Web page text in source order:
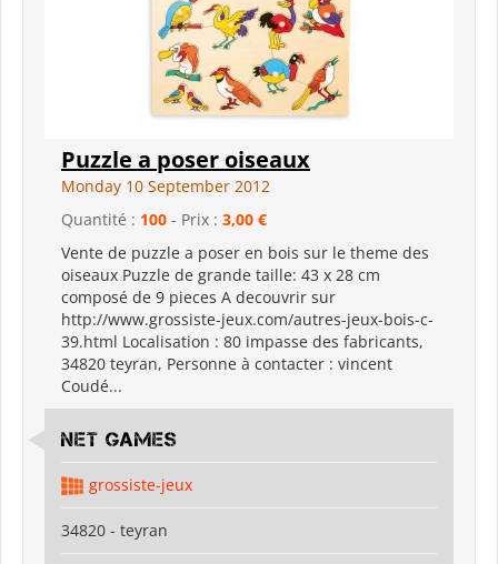
Puzzle a poser oiseaux
Monday 10 September 2012
Quantité : 100 - Prix : 3,00 €
Vente de puzzle a poser en bois sur le theme des
oiseaux Puzzle de grande taille: 43 x 28 cm
composé de 9 pieces A decouvrir sur
http://www.grossiste-jeux.com/autres-jeux-bois-c-
39.html Localisation : 80 impasse des fabricants,
34820 teyran, Personne à contacter : vincent
Coudé...
Net Games
grossiste-jeux
34820 - teyran